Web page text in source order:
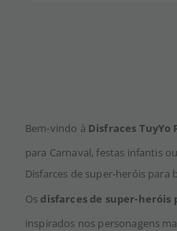
Bem-vindo à Disfraces TuyYo
para Carnaval, festas infantis
Disfarces de super-heróis
Os disfarces de super-heróis
inspirados nos personagens